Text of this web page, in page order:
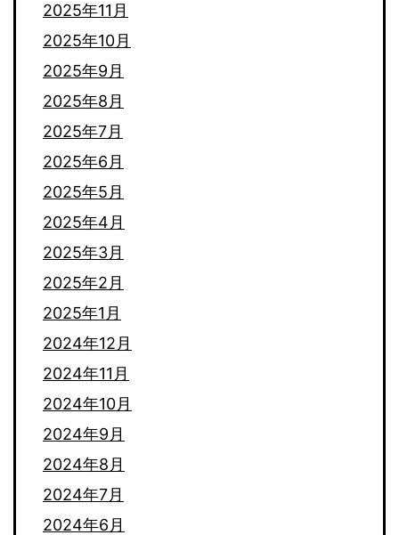
2025年11月
2025年10月
2025年9月
2025年8月
2025年7月
2025年6月
2025年5月
2025年4月
2025年3月
2025年2月
2025年1月
2024年12月
2024年11月
2024年10月
2024年9月
2024年8月
2024年7月
2024年6月